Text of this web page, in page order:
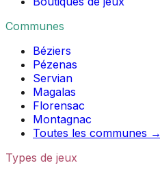
Communes
Béziers
Pézenas
Servian
Magalas
Florensac
Montagnac
Toutes les communes →
Types de jeux